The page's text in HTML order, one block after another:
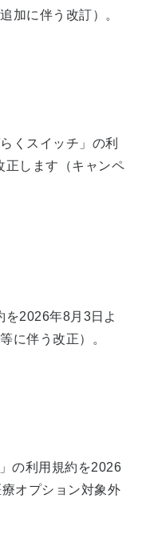
加に伴う改訂）。
くスイッチ」の利
正します（キャンペ
を2026年8月3日よ
に伴う改正）。
の利用規約を2026
オプション対象外